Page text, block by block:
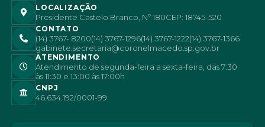
LOCALIZAÇÃO
Presidente Castelo Branco, Nº 180CEP: 18745-520
CONTATO
(14) 3767- 8200(14) 3767-1296(14) 3767-1222(14) 3767-1366
gabinete.secretaria@coronelmacedo.sp.gov.br
ATENDIMENTO
Atendimento de segunda-feira a sexta-feira, das 7:30
às 11:30 e 13:00 às 17:00h
CNPJ
46.634.192/0001-99